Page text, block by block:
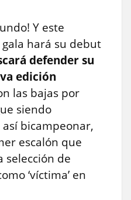
Y este
hará su debut
defender su
edición
las bajas por
siendo
bicampeonar,
escalón que
selección de
‘víctima’ en